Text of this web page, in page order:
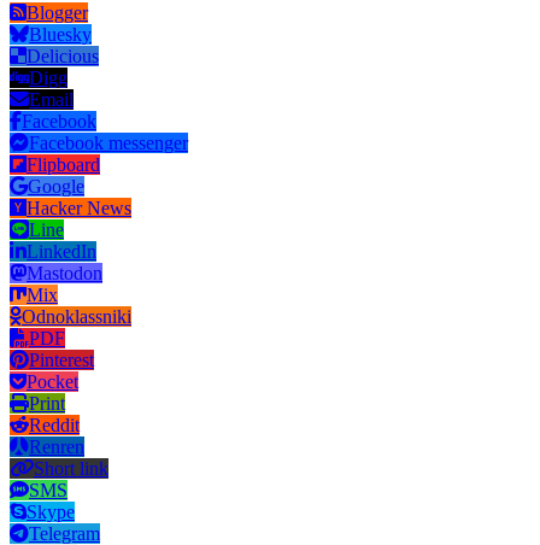
Blogger
Bluesky
Delicious
Digg
Email
Facebook
Facebook messenger
Flipboard
Google
Hacker News
Line
LinkedIn
Mastodon
Mix
Odnoklassniki
PDF
Pinterest
Pocket
Print
Reddit
Renren
Short link
SMS
Skype
Telegram